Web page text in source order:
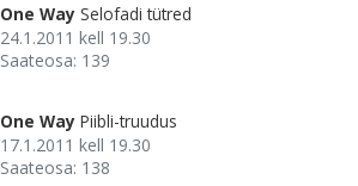
One Way Selofadi tütred
24.1.2011 kell 19.30
Saateosa: 139
One Way Piibli-truudus
17.1.2011 kell 19.30
Saateosa: 138